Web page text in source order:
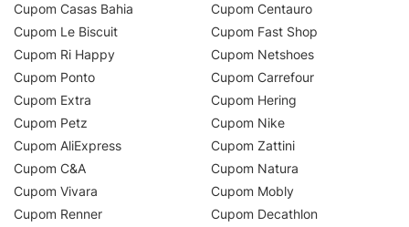
Cupom Casas Bahia
Cupom Le Biscuit
Cupom Ri Happy
Cupom Ponto
Cupom Extra
Cupom Petz
Cupom AliExpress
Cupom C&A
Cupom Vivara
Cupom Renner
Cupom Centauro
Cupom Fast Shop
Cupom Netshoes
Cupom Carrefour
Cupom Hering
Cupom Nike
Cupom Zattini
Cupom Natura
Cupom Mobly
Cupom Decathlon